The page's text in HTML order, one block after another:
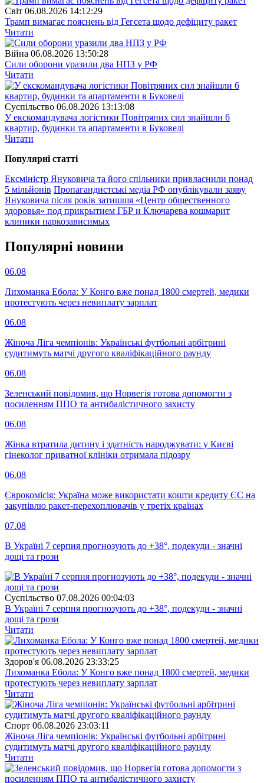
Свiт 06.08.2026 14:12:29
Трамп вимагає пояснень від Гегсета щодо дефіциту ракет
Читати
Війна 06.08.2026 13:50:28
Сили оборони уразили два НПЗ у РФ
Читати
Суспiльство 06.08.2026 13:13:08
У екскомандувача логістики Повітряних сил знайшли 6
квартир, будинки та апартаменти в Буковелі
Читати
Популярнi статтi
Ексміністр Януковича та його спільники привласнили понад
5 мільйонів Пропагандистські медіа РФ опублікували заяву
Януковича після років затишшя «Центр общественного
здоровья» под прикрытием ГБР и Ключарева кошмарит
клиники наркозависимых
Популярнi новини
06.08
Лихоманка Ебола: У Конго вже понад 1800 смертей, медики
протестують через невиплату зарплат
06.08
Жіноча Ліга чемпіонів: Українські футбольні арбітрині
судитимуть матчі другого кваліфікаційного раунду
06.08
Зеленський повідомив, що Норвегія готова допомогти з
посиленням ППО та антибалістичного захисту
06.08
Жінка втратила дитину і здатність народжувати: у Києві
гінеколог приватної клініки отримала підозру
06.08
Єврокомісія: Україна може використати кошти кредиту ЄС на
закупівлю ракет-перехоплювачів у третіх країнах
07.08
В Україні 7 серпня прогнозують до +38°, подекуди - значні
дощі та грози
Суспiльство 07.08.2026 00:04:03
В Україні 7 серпня прогнозують до +38°, подекуди - значні
дощі та грози
Читати
Здоров'я 06.08.2026 23:33:25
Лихоманка Ебола: У Конго вже понад 1800 смертей, медики
протестують через невиплату зарплат
Читати
Спорт 06.08.2026 23:03:11
Жіноча Ліга чемпіонів: Українські футбольні арбітрині
судитимуть матчі другого кваліфікаційного раунду
Читати